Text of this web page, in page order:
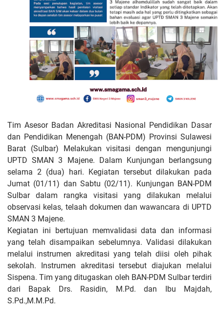
Tim Asesor Badan Akreditasi Nasional Pendidikan Dasar
dan Pendidikan Menengah (BAN-PDM) Provinsi Sulawesi
Barat (Sulbar) Melakukan visitasi dengan mengunjungi
UPTD SMAN 3 Majene. Dalam Kunjungan berlangsung
selama 2 (dua) hari. Kegiatan tersebut dilakukan pada
Jumat (01/11) dan Sabtu (02/11). Kunjungan BAN-PDM
Sulbar dalam rangka visitasi yang dilakukan melalui
observasi kelas, telaah dokumen dan wawancara di UPTD
SMAN 3 Majene.
Kegiatan ini bertujuan memvalidasi data dan informasi
yang telah disampaikan sebelumnya. Validasi dilakukan
melalui instrumen akreditasi yang telah diisi oleh pihak
sekolah. Instrumen akreditasi tersebut diajukan melalui
Sispena. Tim yang ditugaskan oleh BAN-PDM Sulbar terdiri
dari Bapak Drs. Rasidin, M.Pd. dan Ibu Majdah,
S.Pd.,M.M.Pd.